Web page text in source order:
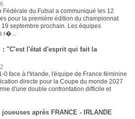
Fédérale du Futsal a communiqué les 12
pour la première édition du championnat
septembre prochain. Les équipes
r�...
: "C'est l'état d'esprit qui fait la
0 face à l'Irlande, l'équipe de France féminine
directe pour la Coupe du monde 2027
d'une double confrontation difficile et
après FRANCE - IRLANDE